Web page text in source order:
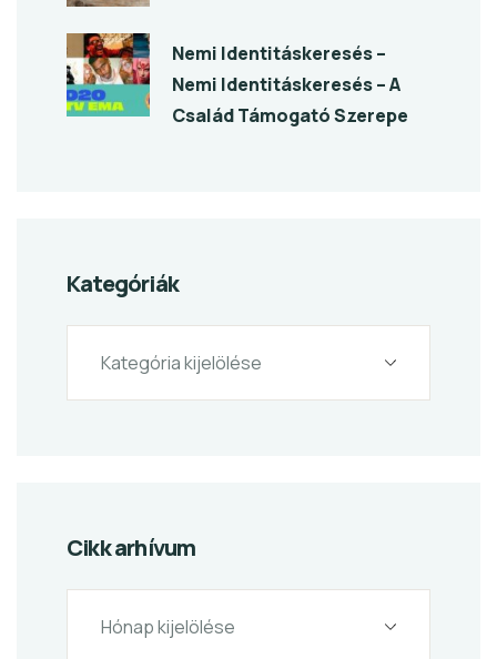
Nemi Identitáskeresés –
Nemi Identitáskeresés – A
Család Támogató Szerepe
Kategóriák
Cikk arhívum